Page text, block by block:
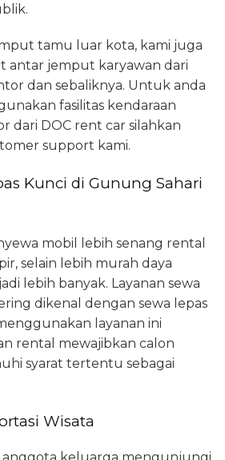
tamu luar kota, kami juga
antar jemput karyawan dari
dan sebaliknya. Untuk anda
fasilitas kendaraan
dari DOC rent car silahkan
support kami.
Kunci di Gunung Sahari
mobil lebih senang rental
selain lebih murah daya
lebih banyak. Layanan sewa
dikenal dengan sewa lepas
layanan ini
rental mewajibkan calon
syarat tertentu sebagai
Wisata